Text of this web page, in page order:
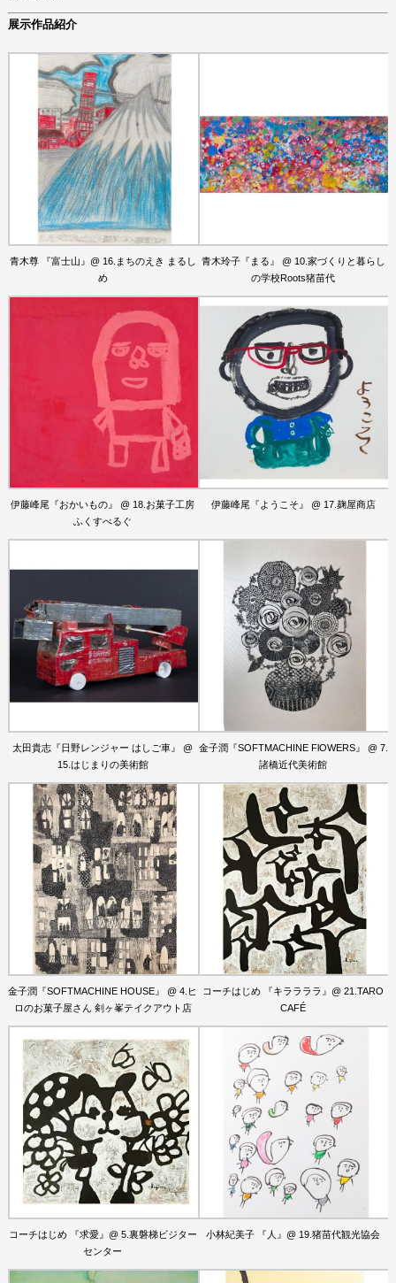
展示作品紹介
青木尊 『富士山』@ 16.まちのえき まるし
め
青木玲子『まる』 @ 10.家づくりと暮らし
の学校Roots猪苗代
伊藤峰尾『おかいもの』 @ 18.お菓子工房
ふくすべるぐ
伊藤峰尾『ようこそ』 @ 17.麹屋商店
太田貴志『日野レンジャー はしご車』 @
15.はじまりの美術館
金子潤『SOFTMACHINE FlOWERS』 @ 7.
諸橋近代美術館
金子潤『SOFTMACHINE HOUSE』 @ 4.ヒ
ロのお菓子屋さん 剣ヶ峯テイクアウト店
コーチはじめ 『キララララ』@ 21.TARO
CAFÉ
コーチはじめ 『求愛』@ 5.裏磐梯ビジター
センター
小林紀美子 『人』@ 19.猪苗代観光協会